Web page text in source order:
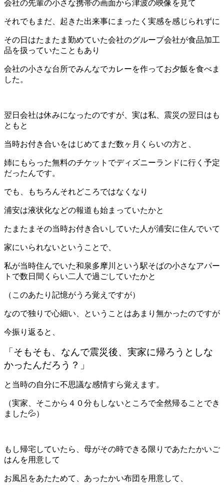
会社の先輩の小さな携帯の画面から津波の映像を見て
それでもまだ、起きた出来事にまったく実感を感じられずに
その日はたまたま勤めていた会社のグループ会社が食品加工
品を扱っていたこともあり
会社の小さな台所でみんなでカレーを作ってお夕飯を食べま
した。
翌日会社は休みになったのですが、実は私、震災の翌日はも
ともと
当時お付き合いをはじめてまだ数ヶ月くらいの方と、
姉にもらった無料のチケットでディズニーランドに行く予定
だったんです。
でも、もちろんそれどころではなくなり
浦安は液状化などの報道も始まっていたかと
たまたまその当時お付き合いしていた人が浦安に住んでいて
家にいられないということで、
私が当時住んでいた和泉多摩川という駅そばの小さなアパー
トで数日間くらい二人で過ごしていたかと
（このあたり記憶がうろ覚えですが）
なので独りで心細い、ということはあまり無かったのですが
今振り返ると、
「そもそも、なんで震災後、実家に帰ろうとしな
かったんだろう？」
と当時の自分に不思議な感情すら覚えます。
（実家、そこから４０分もしないところで全然帰ることでき
ました💦）
もし帰宅していたら、母がその時できる限りであたたかいご
はんを用意して
お風呂をあたためて、あったかい布団を用意して、